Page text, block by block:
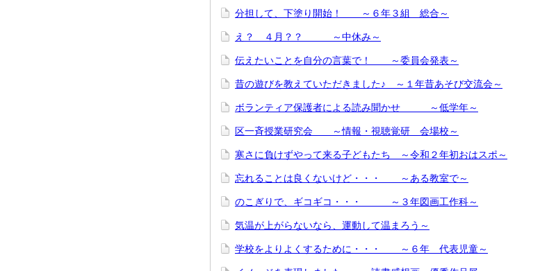
分担して、下塗り開始！ ～６年３組 総合～
え？ ４月？？ ～中休み～
伝えたいことを自分の言葉で！ ～委員会発表～
昔の遊びを教えていただきました♪ ～１年昔あそび交流会～
ボランティア保護者による読み聞かせ ～低学年～
区一斉授業研究会 ～情報・視聴覚研 会場校～
寒さに負けずやって来る子どもたち ～令和２年初おはスポ～
忘れることは良くないけど・・・ ～ある教室で～
のこぎりで、ギコギコ・・・ ～３年図画工作科～
気温が上がらないなら、運動して温まろう～
学校をよりよくするために・・・ ～６年 代表児童～